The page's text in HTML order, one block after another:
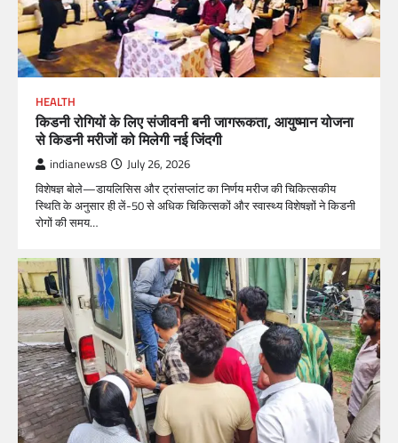
HEALTH
किडनी रोगियों के लिए संजीवनी बनी जागरूकता, आयुष्मान योजना
से किडनी मरीजों को मिलेगी नई जिंदगी
indianews8 July 26, 2026
विशेषज्ञ बोले—डायलिसिस और ट्रांसप्लांट का निर्णय मरीज की चिकित्सकीय
स्थिति के अनुसार ही लें-50 से अधिक चिकित्सकों और स्वास्थ्य विशेषज्ञों ने किडनी
रोगों की समय…